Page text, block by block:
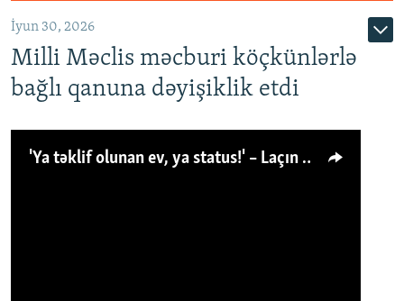
İyun 30, 2026
Milli Məclis məcburi köçkünlərlə
bağlı qanuna dəyişiklik etdi
'Ya təklif olunan ev, ya status!' – Laçın köçkünü: 'Laçından başqa heç hara!'